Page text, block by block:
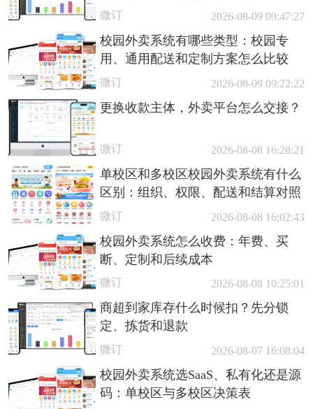
微订 2026-08-09 09:47:27
校园外卖系统有哪些类型：校园专
用、通用配送和定制方案怎么比较
微订 2026-08-09 09:22:22
更换收款主体，外卖平台怎么交接？
微订 2026-08-08 16:28:21
单校区和多校区校园外卖系统有什么
区别：组织、权限、配送和结算对照
微订 2026-08-08 16:02:43
校园外卖系统怎么收费：年费、买
断、定制和后续成本
微订 2026-08-08 10:25:01
商超到家库存什么时候扣？先分锁
定、拣货和退款
微订 2026-08-07 16:08:04
校园外卖系统选SaaS、私有化还是源
码：单校区与多校区决策表